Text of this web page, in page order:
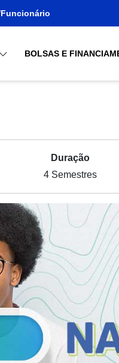
BOLSAS E
Duração
4 Semestres